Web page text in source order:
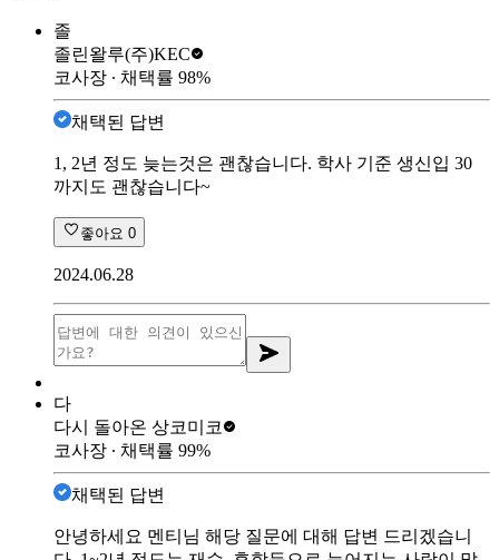
졸
졸린왈루(주)KEC
코사장 ∙ 채택률 98%
채택된 답변
1, 2년 정도 늦는것은 괜찮습니다. 학사 기준 생신입 30
까지도 괜찮습니다~
좋아요 0
2024.06.28
다
다시 돌아온 상코미코
코사장 ∙ 채택률 99%
채택된 답변
안녕하세요 멘티님 해당 질문에 대해 답변 드리겠습니